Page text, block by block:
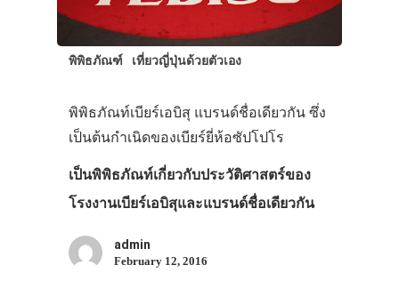
พิพิธภัณฑ์ เที่ยวญี่ปุ่นด้วยตัวเอง
พิพิธภัณท์เบียร์เอบิสุ แบรนด์ชื่อเดียวกัน ซึ่ง
เป็นต้นกำเนิดของเบียร์ยี่ห้อซัปโปโร
เป็นพิพิธภัณท์เกี่ยวกับประวัติศาสตร์ของ
โรงงานเบียร์เอบิสุและแบรนด์ชื่อเดียวกัน
admin
February 12, 2016